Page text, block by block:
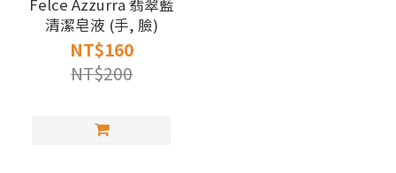
清潔皂液 (手, 臉)
NT$160
NT$200